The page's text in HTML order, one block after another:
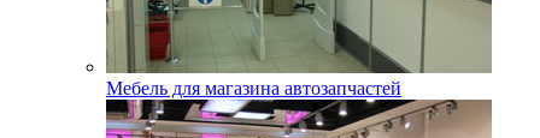
Мебель для магазина автозапчастей